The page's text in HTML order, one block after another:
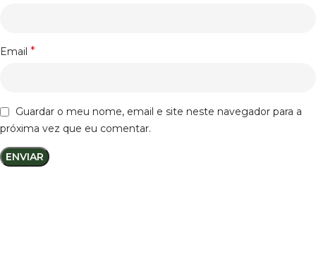
Email *
Guardar o meu nome, email e site neste navegador para a
próxima vez que eu comentar.